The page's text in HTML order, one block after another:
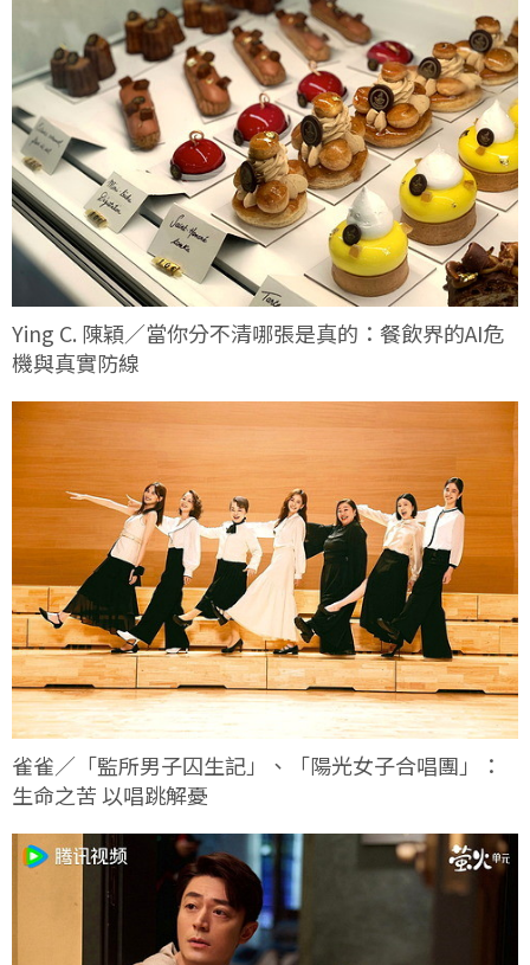
Ying C. 陳穎／當你分不清哪張是真的：餐飲界的AI危
機與真實防線
雀雀／「監所男子囚生記」、「陽光女子合唱團」：
生命之苦 以唱跳解憂